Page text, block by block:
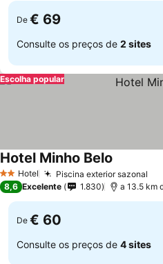
De € 69
Consulte os preços de 2 sites
Escolha popular
2 Estrelas
Hotel Piscina exterior sazonal
Hotel Minho Belo
8,6 Excelente 1.830 a 13.5 km
De € 60
Consulte os preços de 4 sites